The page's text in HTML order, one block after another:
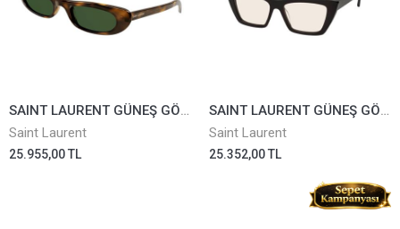
SAINT LAURENT GÜNEŞ GÖZLÜĞÜ SL557-002
Saint Laurent
25.955,00 TL
SAINT LAURENT GÜNEŞ GÖZLÜĞÜ SL276-038
Saint Laurent
25.352,00 TL